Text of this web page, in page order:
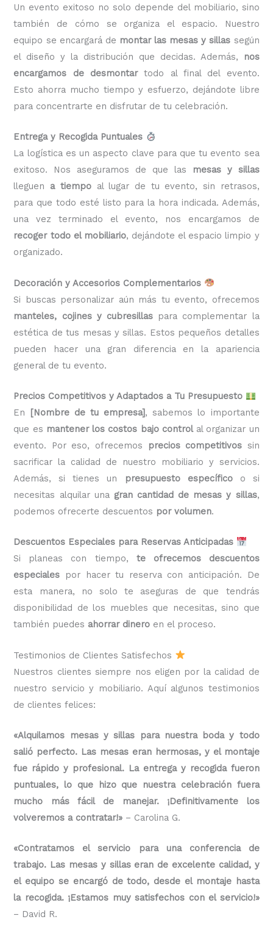
Un evento exitoso no solo depende del mobiliario, sino
también de cómo se organiza el espacio. Nuestro
equipo se encargará de montar las mesas y sillas según
el diseño y la distribución que decidas. Además,
nos
encargamos de desmontartodo al final del evento.
Esto ahorra mucho tiempo y esfuerzo, dejándote libre
para concentrarte en disfrutar de tu celebración.
Entrega y Recogida Puntuales
La logística es un aspecto clave para que tu evento sea
exitoso. Nos aseguramos de que las
mesas y sillas
lleguen a tiempoal lugar de tu evento, sin retrasos,
para que todo esté listo para la hora indicada. Además,
una vez terminado el evento, nos encargamos de
recoger todo el mobiliario, dejándote el espacio limpio y
organizado.
Decoración y Accesorios Complementarios
Si buscas personalizar aún más tu evento, ofrecemos
manteles, cojines y cubresillas para complementar la
estética de tus mesas y sillas. Estos pequeños detalles
pueden hacer una gran diferencia en la apariencia
general de tu evento.
Precios Competitivos y Adaptados a Tu Presupuesto
En [Nombre de tu empresa], sabemos lo importante
que es mantener los costos bajo controlal organizar un
evento. Por eso, ofrecemos
precios competitivos sin
sacrificar la calidad de nuestro mobiliario y servicios.
Además, si tienes un
presupuesto específicoo si
necesitas alquilar una gran cantidad de mesas y sillas,
podemos ofrecerte descuentos por volumen.
Descuentos Especiales para Reservas Anticipadas
Si planeas con tiempo, te ofrecemos descuentos
especiales por hacer tu reserva con anticipación. De
esta manera, no solo te aseguras de que tendrás
disponibilidad de los muebles que necesitas, sino que
también puedes ahorrar dinero en el proceso.
Testimonios de Clientes Satisfechos
Nuestros clientes siempre nos eligen por la calidad de
nuestro servicio y mobiliario. Aquí algunos testimonios
de clientes felices:
«Alquilamos mesas y sillas para nuestra boda y todo
salió perfecto. Las mesas eran hermosas, y el montaje
fue rápido y profesional. La entrega y recogida fueron
puntuales, lo que hizo que nuestra celebración fuera
mucho más fácil de manejar. ¡Definitivamente los
volveremos a contratar!» – Carolina G.
«Contratamos el servicio para una conferencia de
trabajo. Las mesas y sillas eran de excelente calidad, y
el equipo se encargó de todo, desde el montaje hasta
la recogida. ¡Estamos muy satisfechos con el servicio!»
– David R.